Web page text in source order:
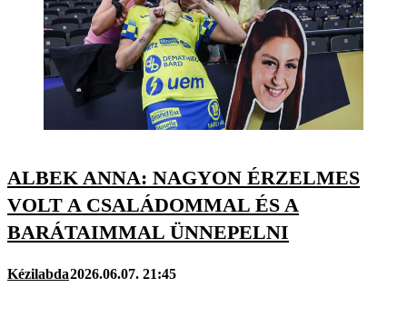
ALBEK ANNA: NAGYON ÉRZELMES
VOLT A CSALÁDOMMAL ÉS A
BARÁTAIMMAL ÜNNEPELNI
Kézilabda2026.06.07. 21:45